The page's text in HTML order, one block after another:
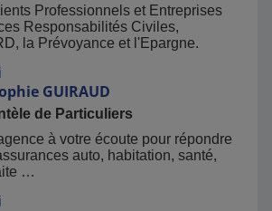
Professionnels et Entreprises
Responsabilités Civiles,
la Prévoyance et l'Epargne.
GUIRAUD
de Particuliers
à votre écoute pour répondre
auto, habitation, santé,
…